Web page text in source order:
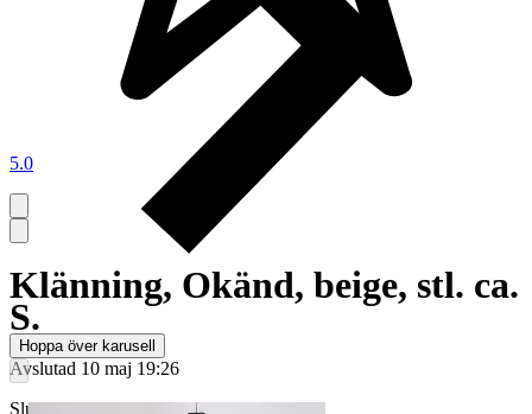
5.0
Klänning, Okänd, beige, stl. ca.
S.
Avslutad 10 maj 19:26
Slutpris
Hoppa över karusell